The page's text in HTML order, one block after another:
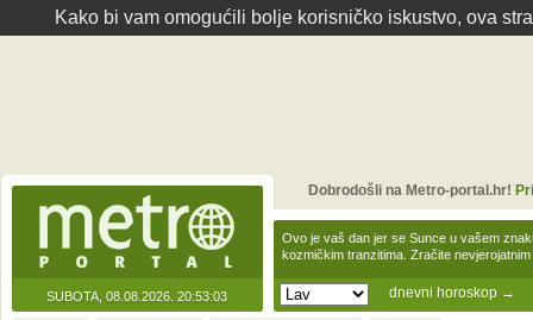
Kako bi vam omogućili bolje korisničko iskustvo, ova
SUBOTA, 08.08.2026. 20:53:03 dnevni horoskop →
Ovo je vaš dan jer se Sunce u vašem
kozmičkim tranzitima. Zračite
Dobrodošli na Metro-portal.hr!